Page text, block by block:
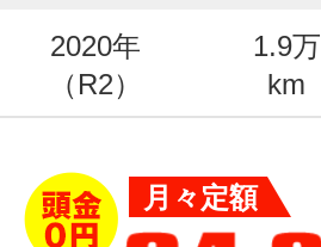
2020年
（R2）
1.9万
km
月々定額